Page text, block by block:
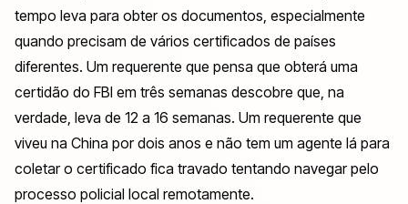
tempo leva para obter os documentos, especialmente
quando precisam de vários certificados de países
diferentes. Um requerente que pensa que obterá uma
certidão do FBI em três semanas descobre que, na
verdade, leva de 12 a 16 semanas. Um requerente que
viveu na China por dois anos e não tem um agente lá para
coletar o certificado fica travado tentando navegar pelo
processo policial local remotamente.